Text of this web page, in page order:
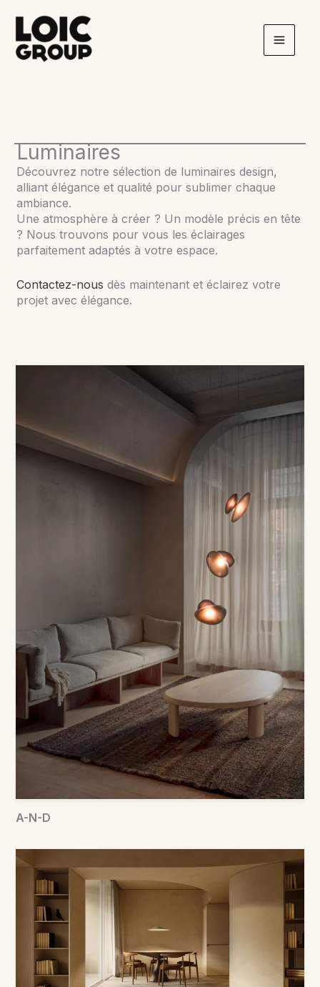
contenu
Luminaires
Découvrez notre sélection de luminaires design,
alliant élégance et qualité pour sublimer chaque
ambiance.
Une atmosphère à créer ? Un modèle précis en tête
? Nous trouvons pour vous les éclairages
parfaitement adaptés à votre espace.
Contactez-nous dès maintenant et éclairez votre
projet avec élégance.
A-N-D